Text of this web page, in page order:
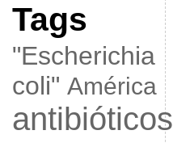
Tags
"Escherichia
coli" América
antibióticos